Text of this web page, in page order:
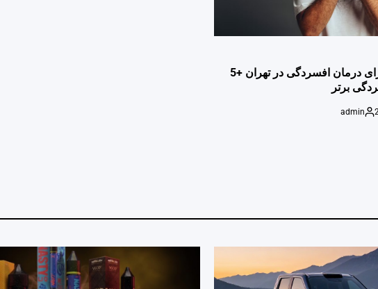
بهترین دکتر برای درمان افسردگی در تهران +5
برتر
Posted
admin